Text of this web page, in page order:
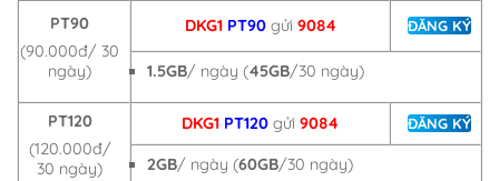
PT90
(90.000đ/ 30
ngày)
DKG1 PT90 gửi 9084 ĐĂNG KÝ
1.5GB/ ngày (45GB/30 ngày)
PT120
(120.000đ/
30 ngày)
DKG1 PT120 gửi 9084 ĐĂNG KÝ
2GB/ ngày (60GB/30 ngày)